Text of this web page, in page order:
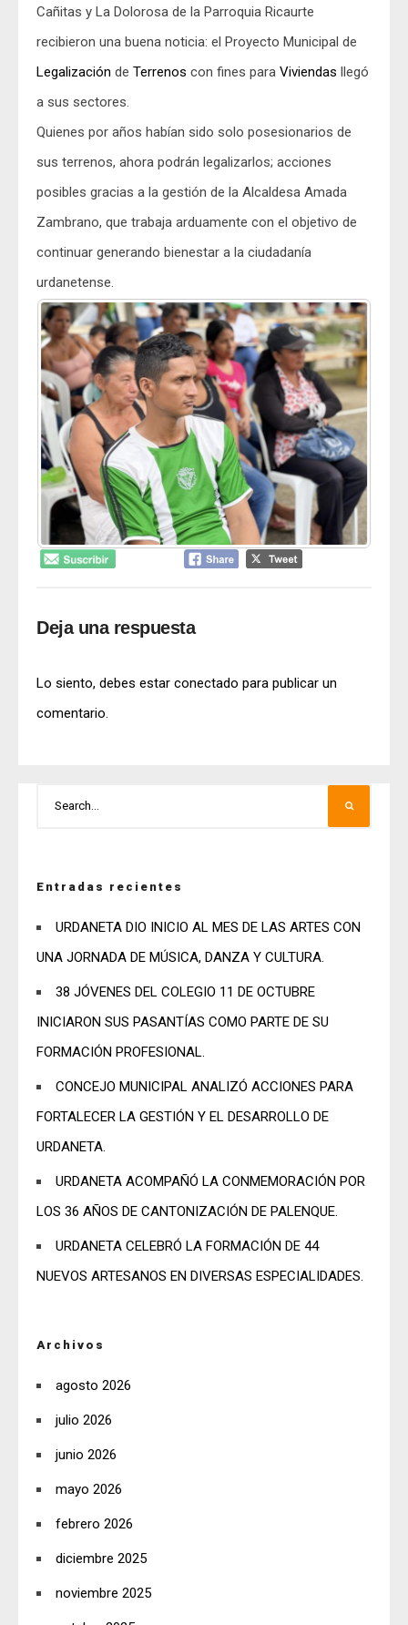
Cañitas y La Dolorosa de la Parroquia Ricaurte
recibieron una buena noticia: el Proyecto Municipal de
Legalización de Terrenos con fines para Viviendas llegó
a sus sectores.
Quienes por años habían sido solo posesionarios de
sus terrenos, ahora podrán legalizarlos; acciones
posibles gracias a la gestión de la Alcaldesa Amada
Zambrano, que trabaja arduamente con el objetivo de
continuar generando bienestar a la ciudadanía
urdanetense.
Deja una respuesta
Lo siento, debes estar conectado para publicar un
comentario.
Entradas recientes
URDANETA DIO INICIO AL MES DE LAS ARTES CON
UNA JORNADA DE MÚSICA, DANZA Y CULTURA.
38 JÓVENES DEL COLEGIO 11 DE OCTUBRE
INICIARON SUS PASANTÍAS COMO PARTE DE SU
FORMACIÓN PROFESIONAL.
CONCEJO MUNICIPAL ANALIZÓ ACCIONES PARA
FORTALECER LA GESTIÓN Y EL DESARROLLO DE
URDANETA.
URDANETA ACOMPAÑÓ LA CONMEMORACIÓN POR
LOS 36 AÑOS DE CANTONIZACIÓN DE PALENQUE.
URDANETA CELEBRÓ LA FORMACIÓN DE 44
NUEVOS ARTESANOS EN DIVERSAS ESPECIALIDADES.
Archivos
agosto 2026
julio 2026
junio 2026
mayo 2026
febrero 2026
diciembre 2025
noviembre 2025